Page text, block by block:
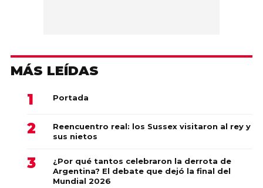
MÁS LEÍDAS
Portada
Reencuentro real: los Sussex visitaron al rey y
sus nietos
¿Por qué tantos celebraron la derrota de
Argentina? El debate que dejó la final del
Mundial 2026